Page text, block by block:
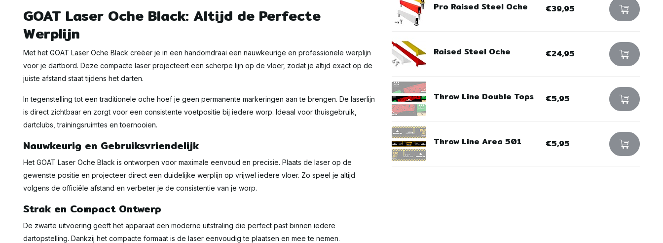
GOAT Laser Oche Black: Altijd de Perfecte
Werplijn
Met het GOAT Laser Oche Black creëer je in een handomdraai een nauwkeurige en professionele werplijn
voor je dartbord. Deze compacte laser projecteert een scherpe lijn op de vloer, zodat je altijd exact op de
juiste afstand staat tijdens het darten.
In tegenstelling tot een traditionele oche hoef je geen permanente markeringen aan te brengen. De laserlijn
is direct zichtbaar en zorgt voor een consistente voetpositie bij iedere worp. Ideaal voor thuisgebruik,
dartclubs, trainingsruimtes en toernooien.
Nauwkeurig en Gebruiksvriendelijk
Het GOAT Laser Oche Black is ontworpen voor maximale eenvoud en precisie. Plaats de laser op de
gewenste positie en projecteer direct een duidelijke werplijn op vrijwel iedere vloer. Zo speel je altijd
volgens de officiële afstand en verbeter je de consistentie van je worp.
Strak en Compact Ontwerp
De zwarte uitvoering geeft het apparaat een moderne uitstraling die perfect past binnen iedere
dartopstelling. Dankzij het compacte formaat is de laser eenvoudig te plaatsen en mee te nemen.
Pro Raised Steel Oche €39,95
Raised Steel Oche €24,95
Throw Line Double Tops €5,95
Throw Line Area 501 €5,95